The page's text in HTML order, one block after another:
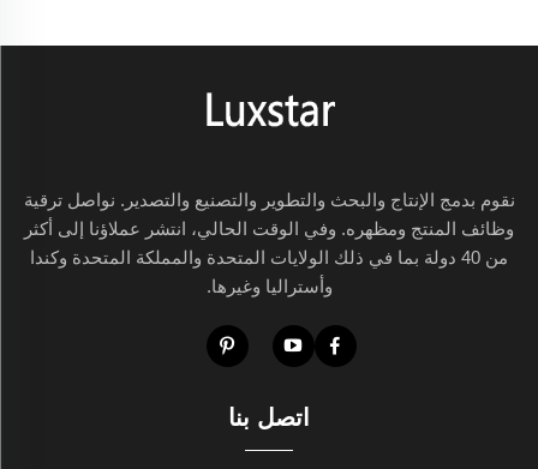
نقوم بدمج الإنتاج والبحث والتطوير والتصنيع والتصدير. نواصل ترقية
وظائف المنتج ومظهره. وفي الوقت الحالي، انتشر عملاؤنا إلى أكثر
من 40 دولة بما في ذلك الولايات المتحدة والمملكة المتحدة وكندا
وأستراليا وغيرها.
اتصل بنا